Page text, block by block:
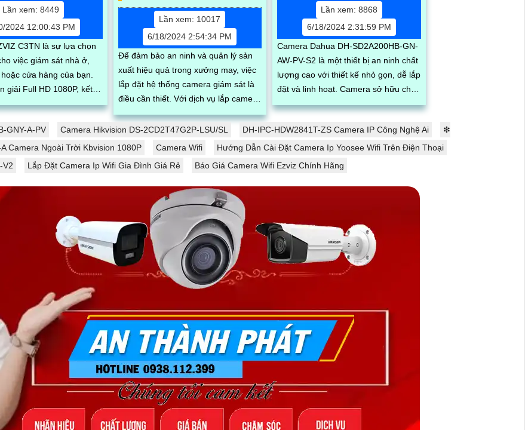
Lần xem: 8449
2024 12:00:43 PM
C3TN là sự lựa chọn
việc giám sát nhà ở,
cửa hàng của bạn.
giải Full HD 1080P, kết
định và hồng ngoại
Lần xem: 10017
6/18/2024 2:54:34 PM
Để đảm bảo an ninh và quản lý sản
xuất hiệu quả trong xưởng may, việc
lắp đặt hệ thống camera giám sát là
điều cần thiết. Với dịch vụ lắp camera
xưởng may giá rẻ của chúng tôi,...
Lần xem: 8868
6/18/2024 2:31:59 PM
Camera Dahua DH-SD2A200HB-GN-
AW-PV-S2 là một thiết bị an ninh chất
lượng cao với thiết kế nhỏ gọn, dễ lắp
đặt và linh hoạt. Camera sở hữu chất
lượng hình ảnh sắc nét độ phân
GNY-A-PV Camera Hikvision DS-2CD2T47G2P-LSU/SL DH-IPC-HDW2841T-ZS Camera IP Công Nghệ Ai
❇
Camera Ngoài Trời Kbvision 1080P Camera Wifi
Hướng Dẫn Cài Đặt Camera Ip Yoosee Wifi Trên Điện Thoại
V2
Lắp Đặt Camera Ip Wifi Gia Đình Giá Rẻ Báo Giá Camera Wifi Ezviz Chính Hãng